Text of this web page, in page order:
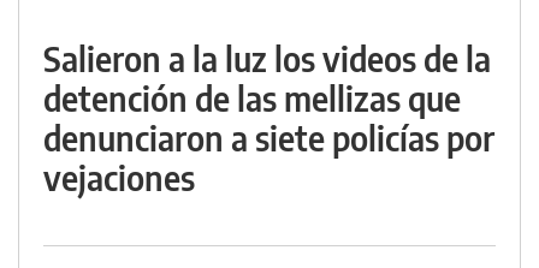
Salieron a la luz los videos de la
detención de las mellizas que
denunciaron a siete policías por
vejaciones